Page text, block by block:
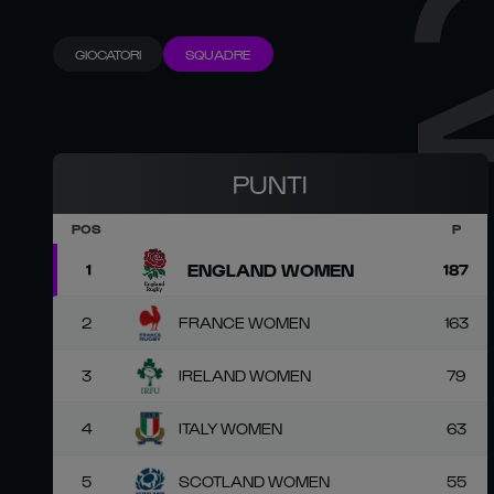
GIOCATORI SQUADRE
PUNTI
POS P
1 ENGLAND WOMEN 187
2 FRANCE WOMEN 163
3 IRELAND WOMEN 79
4 ITALY WOMEN 63
5 SCOTLAND WOMEN 55